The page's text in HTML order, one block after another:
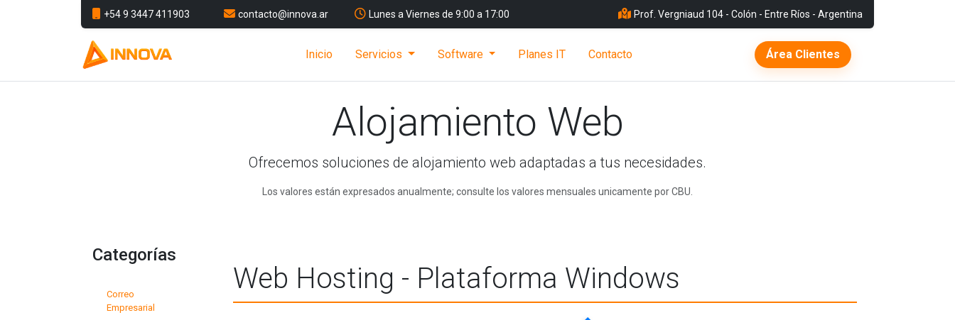
+54 9 3447 411903 contacto@innova.ar Lunes a Viernes de 9:00 a 17:00 Prof. Vergniaud 104 - Colón - Entre Ríos - Argentina
Inicio Servicios Software Planes IT Contacto Área Clientes
Alojamiento Web
Ofrecemos soluciones de alojamiento web adaptadas a tus necesidades.
Los valores están expresados anualmente; consulte los valores mensuales unicamente por CBU.
Categorías
Correo
Empresarial
Web Hosting - Plataforma Windows